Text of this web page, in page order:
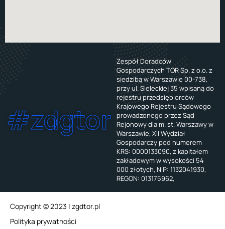
#zdgtor
Zespół Doradców
Gospodarczych TOR Sp. z o.o. z
siedzibą w Warszawie 00-738,
przy ul. Sieleckiej 35 wpisaną do
rejestru przedsiębiorców
Krajowego Rejestru Sądowego
prowadzonego przez Sąd
Rejonowy dla m. st. Warszawy w
Warszawie, XII Wydział
Gospodarczy pod numerem
KRS: 0000133090, z kapitałem
zakładowym w wysokości 54
000 złotych, NIP: 1132041930,
REGON: 013175962,
Copyright © 2023 | zgdtor.pl
Polityka prywatności